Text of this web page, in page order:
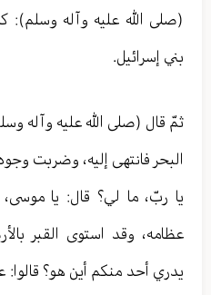
(صلى الله عليه وآله وسلم):
بني إسرائيل.
ثمّ قال (صلى الله عليه وآله
البحر فانتهى إليه، وضربت
يا ربّ، ما لي؟ قال: يا
عظامه، وقد استوى القبر
يدري أحد منكم أين هو؟ قالوا: